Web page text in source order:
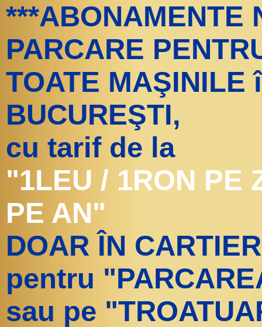
***ABONAMENTE
PARCARE
TOATE
BUCUREŞTI,
cu tarif de la
"1LEU / 1RON PE
PE AN"
DOAR ÎN
pentru
sau pe